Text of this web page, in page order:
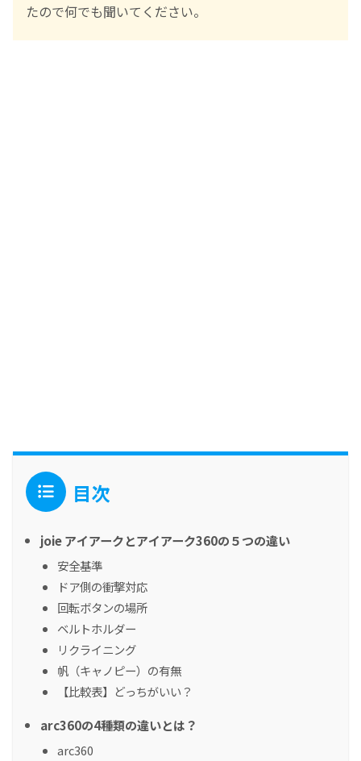
たので何でも聞いてください。
目次
joie アイアークとアイアーク360の５つの違い
安全基準
ドア側の衝撃対応
回転ボタンの場所
ベルトホルダー
リクライニング
帆（キャノピー）の有無
【比較表】どっちがいい？
arc360の4種類の違いとは？
arc360